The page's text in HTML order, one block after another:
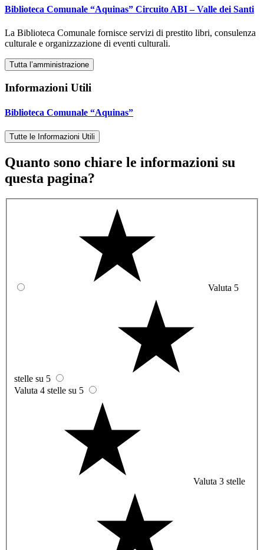
Biblioteca Comunale “Aquinas” Circuito ABI – Valle dei Santi
La Biblioteca Comunale fornisce servizi di prestito libri, consulenza
culturale e organizzazione di eventi culturali.
Tutta l’amministrazione
Informazioni Utili
Biblioteca Comunale “Aquinas”
Tutte le Informazioni Utili
Quanto sono chiare le informazioni su
questa pagina?
Valuta 5
stelle su 5
Valuta 4 stelle su 5
Valuta 3 stelle